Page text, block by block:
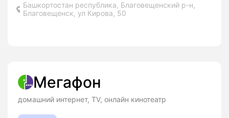
Башкортостан республика, Благовещенский р-н,
Благовещенск, ул Кирова, 50
Мегафон
домашний интернет, TV, онлайн кинотеатр